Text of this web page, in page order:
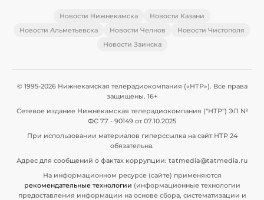
Новости Нижнекамска
Новости Казани
Новости Альметьевска
Новости Челнов
Новости Чистополя
Новости Заинска
© 1995-2026 Нижнекамская телерадиокомпания («НТР»). Все права
защищены. 16+
Сетевое издание Нижнекамская телерадиокомпания ("НТР") ЭЛ №
ФС 77 - 90149 от 07.10.2025
При использовании материалов гиперссылка на сайт НТР 24
обязательна.
Адрес для сообщений о фактах коррупции: tatmedia@tatmedia.ru
На информационном ресурсе (сайте) применяются
рекомендательные технологии (информационные технологии
предоставления информации на основе сбора, систематизации и